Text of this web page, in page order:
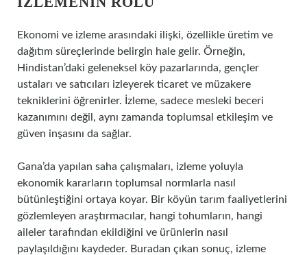
Ekonomi ve izleme arasındaki ilişki, özellikle üretim ve
dağıtım süreçlerinde belirgin hale gelir. Örneğin,
Hindistan’daki geleneksel köy pazarlarında, gençler
ustaları ve satıcıları izleyerek ticaret ve müzakere
tekniklerini öğrenirler. İzleme, sadece mesleki beceri
kazanımını değil, aynı zamanda toplumsal etkileşim ve
güven inşasını da sağlar.
Gana’da yapılan saha çalışmaları, izleme yoluyla
ekonomik kararların toplumsal normlarla nasıl
bütünleştiğini ortaya koyar. Bir köyün tarım faaliyetlerini
gözlemleyen araştırmacılar, hangi tohumların, hangi
aileler tarafından ekildiğini ve ürünlerin nasıl
paylaşıldığını kaydeder. Buradan çıkan sonuç, izleme